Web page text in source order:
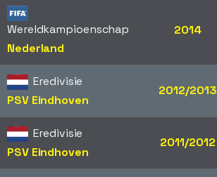
Wereldkampioenschap
Nederland
2014
Eredivisie
PSV Eindhoven
2012/2013
Eredivisie
PSV Eindhoven
2011/2012